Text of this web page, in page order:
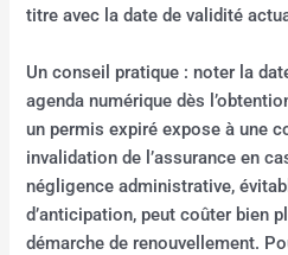
titre avec la date de validité
Un conseil pratique : noter la
agenda numérique dès
un permis expiré expose à une
invalidation de l’assurance en
négligence administrative,
d’anticipation, peut coûter bien
démarche de renouvellement.